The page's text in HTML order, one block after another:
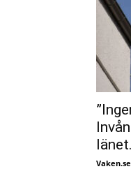
Vaken.se